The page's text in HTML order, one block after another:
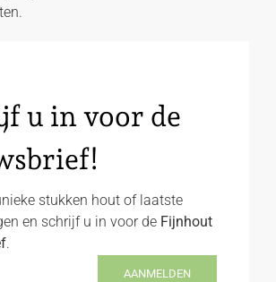
u in voor de
stukken hout of laatste
en schrijf u in voor de Fijnhout
.
AANMELDEN